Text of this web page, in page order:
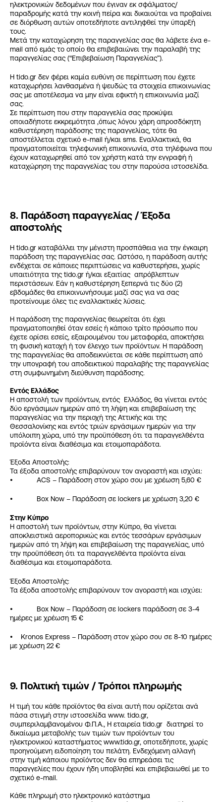
ηλεκτρονικών δεδομένων που έγιναν εκ σφάλματος/
παραδρομής κατά την κοινή πείρα και δικαιούται να προβαίνει
σε διόρθωση αυτών οποτεδήποτε αντιληφθεί την ύπαρξή
τους.
Μετά την καταχώρηση της παραγγελίας σας θα λάβετε ένα e-
mail από εμάς το οποίο θα επιβεβαιώνει την παραλαβή της
παραγγελίας σας (“Επιβεβαίωση Παραγγελίας”).
Η tido.gr δεν φέρει καμία ευθύνη σε περίπτωση που έχετε
καταχωρήσει λανθασμένα ή ψευδώς τα στοιχεία επικοινωνίας
σας με αποτέλεσμα να μην είναι εφικτή η επικοινωνία μαζί
σας.
Σε περίπτωση που στην παραγγελία σας προκύψει
οποιαδήποτε εκκρεμότητα ,όπως λόγου χάρη απροσδόκητη
καθυστέρηση παράδοσης της παραγγελίας, τότε θα
αποστέλλεται σχετικό e-mail ή/και sms. Εναλλακτικά, θα
πραγματοποιείται τηλεφωνική επικοινωνία, στα τηλέφωνα που
έχουν καταχωρηθεί από τον χρήστη κατά την εγγραφή ή
καταχώρηση της παραγγελίας του στην παρούσα ιστοσελίδα.
8. Παράδοση παραγγελίας / Έξοδα
αποστολής
Η tido.gr καταβάλλει την μέγιστη προσπάθεια για την έγκαιρη
παράδοση της παραγγελίας σας. Ωστόσο, η παράδοση αυτής
ενδέχεται σε κάποιες περιπτώσεις να καθυστερήσει, χωρίς
υπαιτιότητα της tido.gr ή/και εξαιτίας απρόβλεπτων
περιστάσεων. Εάν η καθυστέρηση ξεπερνά τις δύο (2)
εβδομάδες θα επικοινωνήσουμε μαζί σας για να σας
προτείνουμε όλες τις εναλλακτικές λύσεις.
H παράδοση της παραγγελίας θεωρείται ότι έχει
πραγματοποιηθεί όταν εσείς ή κάποιο τρίτο πρόσωπο που
έχετε ορίσει εσείς, εξαιρουμένου του μεταφορέα, αποκτήσει
τη φυσική κατοχή ή τον έλεγχο των προϊόντων. Η παράδοση
της παραγγελίας θα αποδεικνύεται σε κάθε περίπτωση από
την υπογραφή του αποδεικτικού παραλαβής της παραγγελίας
στη συμφωνημένη διεύθυνση παράδοσης.
Εντός Ελλάδος
Η αποστολή των προϊόντων, εντός Ελλάδος, θα γίνεται εντός
δύο εργάσιμων ημερών από τη λήψη και επιβεβαίωση της
παραγγελίας για την περιοχή της Αττικής και της
Θεσσαλονίκης και εντός τριών εργάσιμων ημερών για την
υπόλοιπη χώρα, υπό την προϋπόθεση ότι τα παραγγελθέντα
προϊόντα είναι διαθέσιμα και ετοιμοπαράδοτα.
Έξοδα Αποστολής:
Τα έξοδα αποστολής επιβαρύνουν τον αγοραστή και ισχύει:
• ACS – Παράδοση στον χώρο σου με χρέωση 5,60 €
• Box Now – Παράδοση σε lockers με χρέωση 3,20 €
Στην Κύπρο
Η αποστολή των προϊόντων, στην Κύπρο, θα γίνεται
αποκλειστικά αεροπορικώς και εντός τεσσάρων εργάσιμων
ημερών από τη λήψη και επιβεβαίωση της παραγγελίας, υπό
την προϋπόθεση ότι τα παραγγελθέντα προϊόντα είναι
διαθέσιμα και ετοιμοπαράδοτα.
Έξοδα Αποστολής:
Τα έξοδα αποστολής επιβαρύνουν τον αγοραστή και ισχύει:
• Box Now – Παράδοση σε lockers παράδοση σε 3-4
ημέρες με χρέωση 15 €
• Kronos Express – Παράδοση στον χώρο σου σε 8-10 ημέρες
με χρέωση 22 €
9. Πολιτική τιμών / Τρόποι πληρωμής
Η τιμή του κάθε προϊόντος θα είναι αυτή που ορίζεται ανά
πάσα στιγμή στην ιστοσελίδα www. tido.gr,
συμπεριλαμβανομένου Φ.Π.Α., Η εταιρεία tido.gr διατηρεί το
δικαίωμα μεταβολής των τιμών των προϊόντων του
ηλεκτρονικού καταστήματος www.tido.gr, οποτεδήποτε, χωρίς
προηγούμενη ειδοποίηση του πελάτη. Ενδεχόμενη αλλαγή
στην τιμή κάποιου προϊόντος δεν θα επηρεάσει τις
παραγγελίες που έχουν ήδη υποβληθεί και επιβεβαιωθεί με το
σχετικό e-mail.
Κάθε πληρωμή στο ηλεκτρονικό κατάστημα